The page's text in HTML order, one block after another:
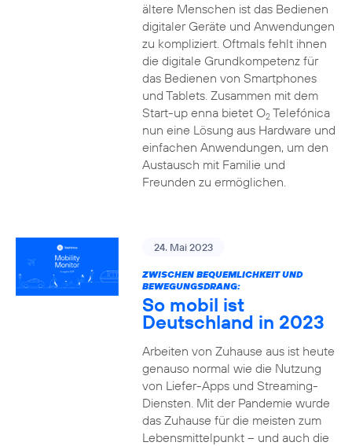
ältere Menschen ist das Bedienen
digitaler Geräte und Anwendungen
zu kompliziert. Oftmals fehlt ihnen
die digitale Grundkompetenz für
das Bedienen von Smartphones
und Tablets. Zusammen mit dem
Start-up enna bietet O2Telefónica
nun eine Lösung aus Hardware und
einfachen Anwendungen, um den
Austausch mit Familie und
Freunden zu ermöglichen.
24. Mai 2023
ZWISCHEN BEQUEMLICHKEIT UND
BEWEGUNGSDRANG:
So mobil ist
Deutschland in 2023
Arbeiten von Zuhause aus ist heute
genauso normal wie die Nutzung
von Liefer-Apps und Streaming-
Diensten. Mit der Pandemie wurde
das Zuhause für die meisten zum
Lebensmittelpunkt – und auch die